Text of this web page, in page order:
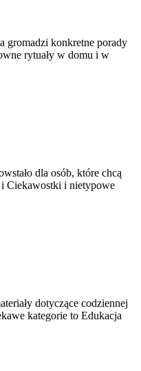
gromadzi konkretne porady
rytuały w domu i w
dla osób, które chcą
Ciekawostki i nietypowe
dotyczące codziennej
kategorie to Edukacja